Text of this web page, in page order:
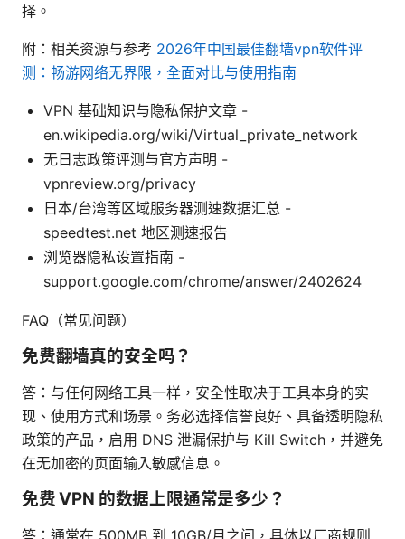
择。
附：相关资源与参考 2026年中国最佳翻墙vpn软件评
测：畅游网络无界限，全面对比与使用指南
VPN 基础知识与隐私保护文章 -
en.wikipedia.org/wiki/Virtual_private_network
无日志政策评测与官方声明 -
vpnreview.org/privacy
日本/台湾等区域服务器测速数据汇总 -
speedtest.net 地区测速报告
浏览器隐私设置指南 -
support.google.com/chrome/answer/2402624
FAQ（常见问题）
免费翻墙真的安全吗？
答：与任何网络工具一样，安全性取决于工具本身的实
现、使用方式和场景。务必选择信誉良好、具备透明隐私
政策的产品，启用 DNS 泄漏保护与 Kill Switch，并避免
在无加密的页面输入敏感信息。
免费 VPN 的数据上限通常是多少？
答：通常在 500MB 到 10GB/月之间，具体以厂商规则